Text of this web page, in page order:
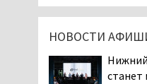
Тагила
заложенной бомбе
04.08.2026 17:57
НОВОСТИ
станет